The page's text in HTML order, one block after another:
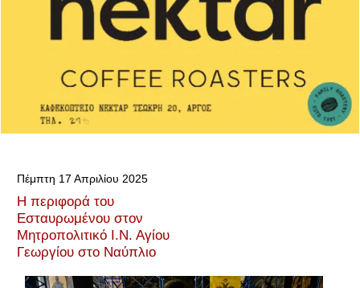
Πέμπτη 17 Απριλίου 2025
Η περιφορά του
Εσταυρωμένου στον
Μητροπολιτικό Ι.Ν. Αγίου
Γεωργίου στο Ναύπλιο